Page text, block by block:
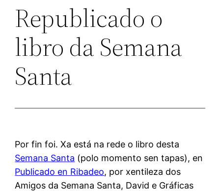
Republicado o
libro da Semana
Santa
Por fin foi. Xa está na rede o libro desta
Semana Santa (polo momento sen tapas), en
Publicado en Ribadeo, por xentileza dos
Amigos da Semana Santa, David e Gráficas